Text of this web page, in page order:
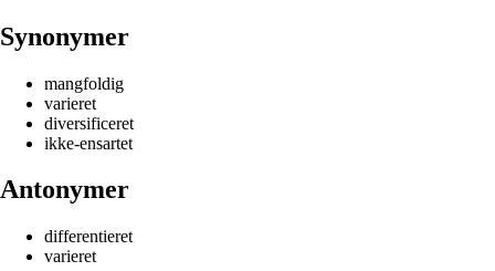
Synonymer
mangfoldig
varieret
diversificeret
ikke-ensartet
Antonymer
differentieret
varieret